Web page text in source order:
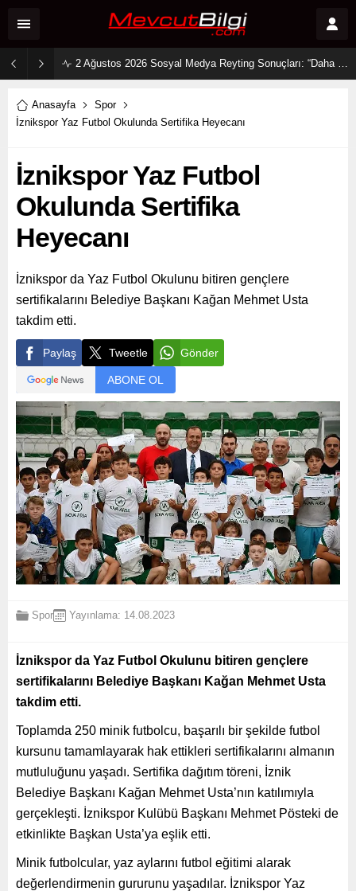
2 Ağustos 2026 Sosyal Medya Reyting Sonuçları: “Daha 17” Ekranlara Ambargo Koydu!
Anasayfa
Spor
İznikspor Yaz Futbol Okulunda Sertifika Heyecanı
İznikspor Yaz Futbol
Okulunda Sertifika
Heyecanı
İznikspor da Yaz Futbol Okulunu bitiren gençlere
sertifikalarını Belediye Başkanı Kağan Mehmet Usta
takdim etti.
Paylaş Tweetle Gönder
ABONE OL
Spor Yayınlama: 14.08.2023
İznikspor da Yaz Futbol Okulunu bitiren gençlere
sertifikalarını Belediye Başkanı Kağan Mehmet Usta
takdim etti.
Toplamda 250 minik futbolcu, başarılı bir şekilde futbol
kursunu tamamlayarak hak ettikleri sertifikalarını almanın
mutluluğunu yaşadı. Sertifika dağıtım töreni, İznik
Belediye Başkanı Kağan Mehmet Usta’nın katılımıyla
gerçekleşti. İznikspor Kulübü Başkanı Mehmet Pösteki de
etkinlikte Başkan Usta’ya eşlik etti.
Minik futbolcular, yaz aylarını futbol eğitimi alarak
değerlendirmenin gururunu yaşadılar. İznikspor Yaz